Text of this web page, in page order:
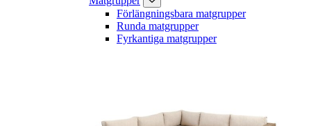
Förlängningsbara matgrupper
Runda matgrupper
Fyrkantiga matgrupper